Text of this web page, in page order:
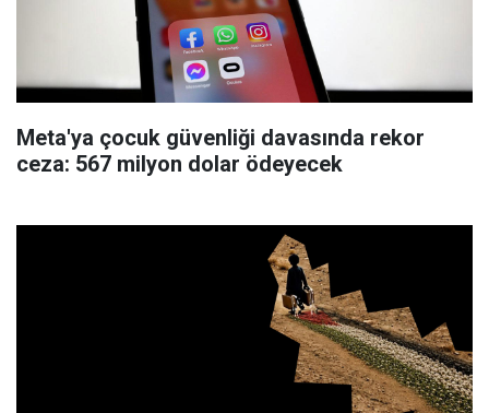
Meta'ya çocuk güvenliği davasında rekor
ceza: 567 milyon dolar ödeyecek